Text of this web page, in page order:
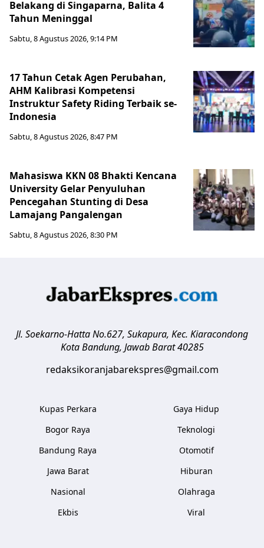
Belakang di Singaparna, Balita 4
Tahun Meninggal
Sabtu, 8 Agustus 2026, 9:14 PM
17 Tahun Cetak Agen Perubahan,
AHM Kalibrasi Kompetensi
Instruktur Safety Riding Terbaik se-
Indonesia
Sabtu, 8 Agustus 2026, 8:47 PM
Mahasiswa KKN 08 Bhakti Kencana
University Gelar Penyuluhan
Pencegahan Stunting di Desa
Lamajang Pangalengan
Sabtu, 8 Agustus 2026, 8:30 PM
Jl. Soekarno-Hatta No.627, Sukapura, Kec. Kiaracondong
Kota Bandung, Jawab Barat 40285
redaksikoranjabarekspres@gmail.com
Kupas Perkara
Bogor Raya
Bandung Raya
Jawa Barat
Nasional
Ekbis
Gaya Hidup
Teknologi
Otomotif
Hiburan
Olahraga
Viral